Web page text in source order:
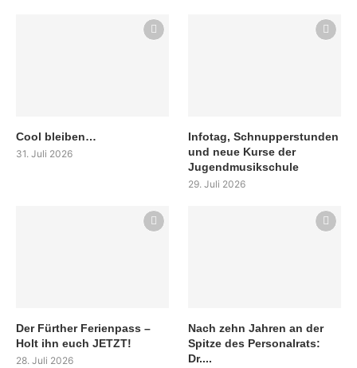
Cool bleiben…
31. Juli 2026
Infotag, Schnupperstunden
und neue Kurse der
Jugendmusikschule
29. Juli 2026
Der Fürther Ferienpass –
Holt ihn euch JETZT!
28. Juli 2026
Nach zehn Jahren an der
Spitze des Personalrats:
Dr....